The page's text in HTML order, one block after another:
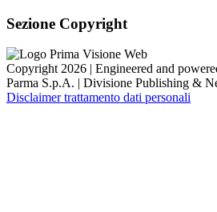
Sezione Copyright
Copyright 2026 | Engineered and
Parma S.p.A. | Divisione Publishing &
Disclaimer trattamento dati personali